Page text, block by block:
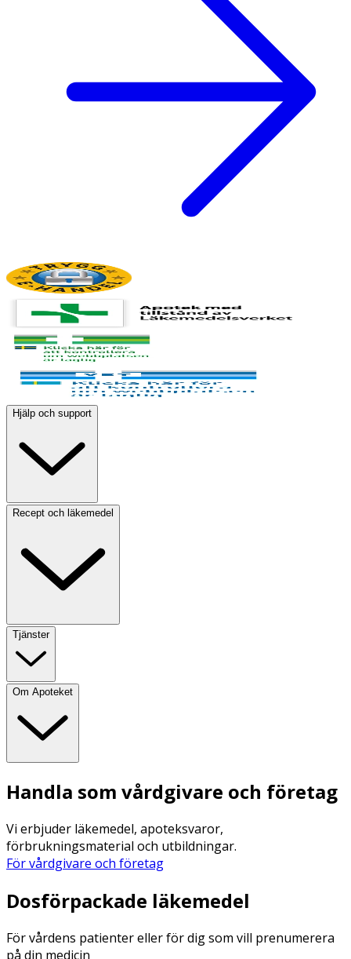
Hjälp och support
Recept och läkemedel
Tjänster
Om Apoteket
Handla som vårdgivare och företag
Vi erbjuder läkemedel, apoteksvaror,
förbrukningsmaterial och utbildningar.
För vårdgivare och företag
Dosförpackade läkemedel
För vårdens patienter eller för dig som vill prenumerera
på din medicin